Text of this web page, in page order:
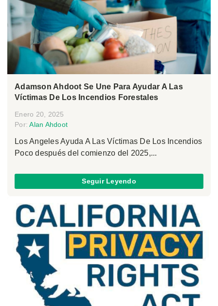
Adamson Ahdoot Se Une Para Ayudar A Las
Víctimas De Los Incendios Forestales
Enero 20, 2025
Por:Alan Ahdoot
Los Angeles Ayuda A Las Víctimas De Los Incendios
Poco después del comienzo del 2025,...
Seguir Leyendo